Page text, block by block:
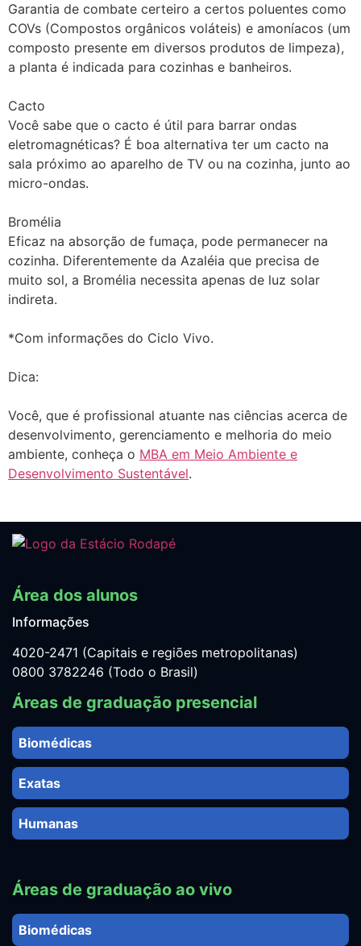
Garantia de combate certeiro a certos poluentes como
COVs (Compostos orgânicos voláteis) e amoníacos (um
composto presente em diversos produtos de limpeza),
a planta é indicada para cozinhas e banheiros.
Cacto
Você sabe que o cacto é útil para barrar ondas
eletromagnéticas? É boa alternativa ter um cacto na
sala próximo ao aparelho de TV ou na cozinha, junto ao
micro-ondas.
Bromélia
Eficaz na absorção de fumaça, pode permanecer na
cozinha. Diferentemente da Azaléia que precisa de
muito sol, a Bromélia necessita apenas de luz solar
indireta.
*Com informações do Ciclo Vivo.
Dica:
Você, que é profissional atuante nas ciências acerca de
desenvolvimento, gerenciamento e melhoria do meio
ambiente, conheça o MBA em Meio Ambiente e
Desenvolvimento Sustentável.
Área dos alunos
Informações
4020-2471 (Capitais e regiões metropolitanas)
0800 3782246 (Todo o Brasil)
Áreas de graduação presencial
Biomédicas
Exatas
Humanas
Áreas de graduação ao vivo
Biomédicas